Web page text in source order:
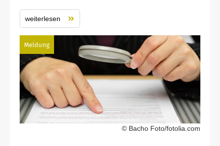
weiterlesen
Meldung
© Bacho Foto/fotolia.com